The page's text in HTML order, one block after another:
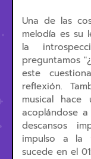
Una de las
melodía es su
la
preguntamos
este
reflexión.
musical
acoplándose
descansos
impulso a la
sucede en el